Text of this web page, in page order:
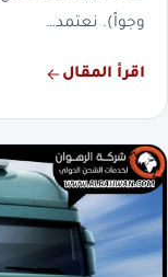
وجواً). نعتمد…
اقرأ المقال